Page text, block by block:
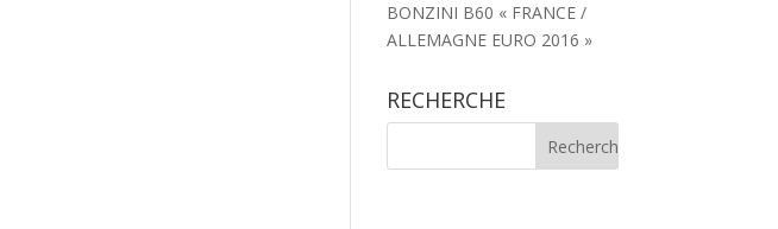
BONZINI B60 « FRANCE /
ALLEMAGNE EURO 2016 »
RECHERCHE